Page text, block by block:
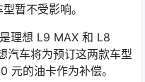
暂不受影响。
理想 L9 MAX 和 L8
汽车将为预订这两款车型
元的油卡作为补偿。